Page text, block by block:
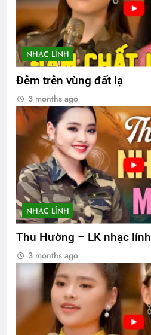
NHẠC LÍNH
Đêm trên vùng đất lạ
3 months ago
NHẠC LÍNH
Thu Hường – LK nhạc lính
3 months ago